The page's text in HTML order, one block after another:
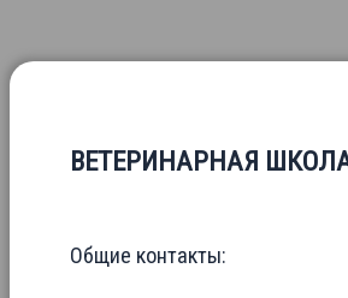
ВЕТЕРИНАРНАЯ ШКОЛА
Общие контакты: